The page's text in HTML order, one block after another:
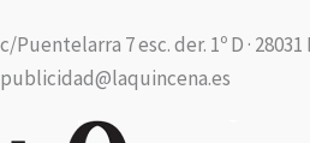
c/Puentelarra 7 esc. der. 1º D ·
publicidad@laquincena.es